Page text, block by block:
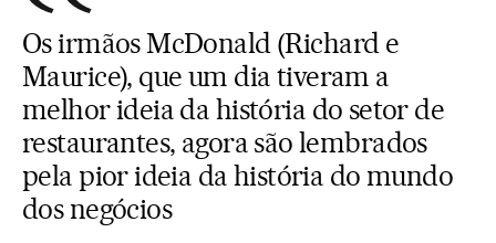
Os irmãos McDonald (Richard e
Maurice), que um dia tiveram a
melhor ideia da história do setor de
restaurantes, agora são lembrados
pela pior ideia da história do mundo
dos negócios